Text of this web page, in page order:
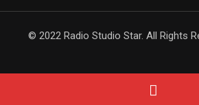
© 2022 Radio Studio Star. All Rights